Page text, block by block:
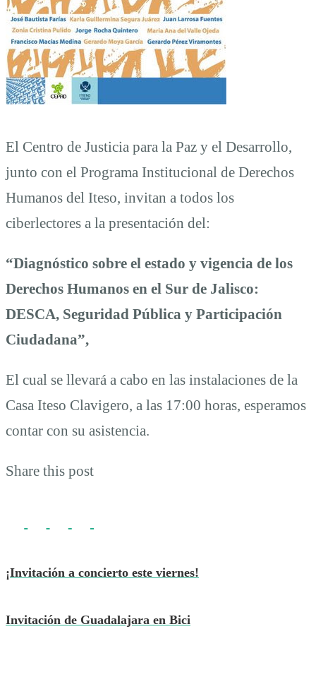
El Centro de Justicia para la Paz y el Desarrollo,
junto con el Programa Institucional de Derechos
Humanos del Iteso, invitan a todos los
ciberlectores a la presentación del:
“Diagnóstico sobre el estado y vigencia de los
Derechos Humanos en el Sur de Jalisco:
DESCA, Seguridad Pública y Participación
Ciudadana”,
El cual se llevará a cabo en las instalaciones de la
Casa Iteso Clavigero, a las 17:00 horas, esperamos
contar con su asistencia.
Share this post
¡Invitación a concierto este viernes!
Invitación de Guadalajara en Bici